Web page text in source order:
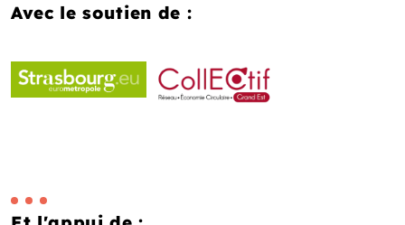
Avec le soutien de :